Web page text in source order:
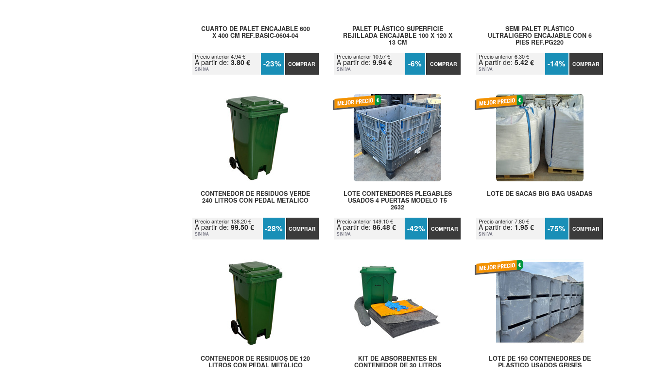
CUARTO DE PALET ENCAJABLE 600
X 400 CM REF.BASIC-0604-04
Precio anterior 4.94 €
A partir de: 3.80 €
SIN IVA -23% COMPRAR
PALET PLÁSTICO SUPERFICIE
REJILLADA ENCAJABLE 100 X 120 X
13 CM
Precio anterior 10.57 €
A partir de: 9.94 €
SIN IVA -6% COMPRAR
SEMI PALET PLÁSTICO
ULTRALIGERO ENCAJABLE CON 6
PIES REF.PG220
Precio anterior 6.30 €
A partir de:5.42 €
SIN IVA -14% COMPRAR
CONTENEDOR DE RESIDUOS VERDE
240 LITROS CON PEDAL METÁLICO
Precio anterior 138.20 €
A partir de: 99.50 €
SIN IVA -28% COMPRAR
LOTE CONTENEDORES PLEGABLES
USADOS 4 PUERTAS MODELO T5
2632
Precio anterior 149.10 €
A partir de: 86.48 €
SIN IVA -42% COMPRAR
LOTE DE SACAS BIG BAG USADAS
Precio anterior 7.80 €
A partir de: 1.95 €
SIN IVA -75% COMPRAR
CONTENEDOR DE RESIDUOS DE 120
LITROS CON PEDAL METÁLICO
KIT DE ABSORBENTES EN
CONTENEDOR DE 30 LITROS
LOTE DE 150 CONTENEDORES DE
PLÁSTICO USADOS GRISES